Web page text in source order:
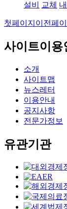
설비 교체
첫페이지 이전페이
사이트이용
소개
사이트맵
뉴스레터
이용안내
공지사항
전문가정보
유관기관